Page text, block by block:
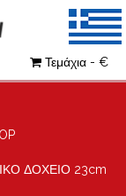
Τεμάχια - €
ΔΟΧΕΙΟ 23cm